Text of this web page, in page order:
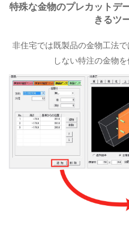
特殊な金物のプレカットデ
きるツ
非住宅では既製品の金物工法
しない特注の金物を